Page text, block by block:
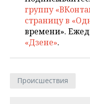
группу
страницу в
времени».
«Дзене».
Происшествия